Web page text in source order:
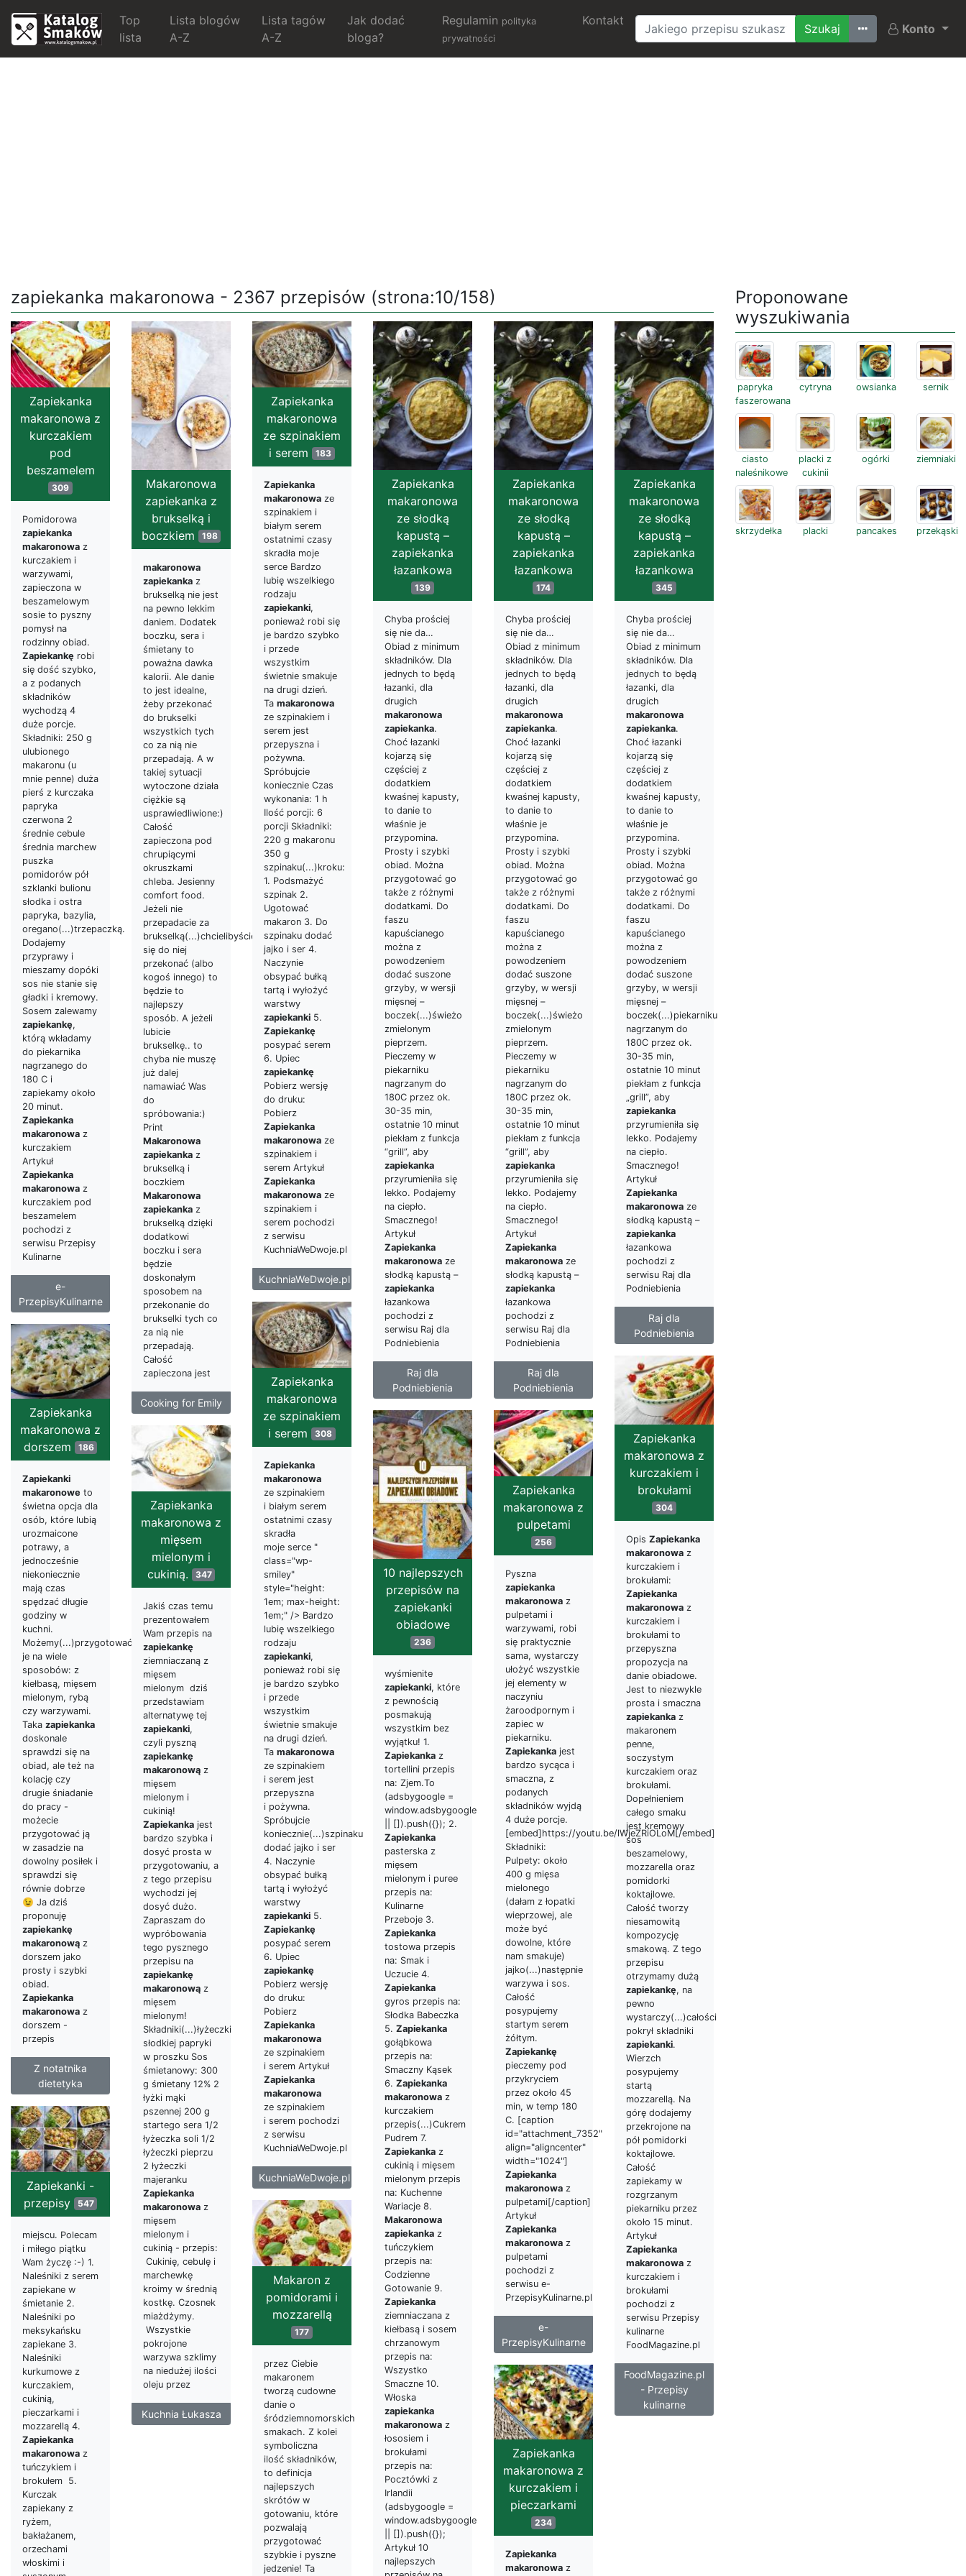
Top
lista
Lista blogów
A-Z
Lista tagów
A-Z
Jak dodać
bloga?
Regulamin polityka
prywatności
Kontakt
Ostatnio szukane
Konto
zapiekanka makaronowa - 2367 przepisów (strona:10/158)
Zapiekanka
makaronowa z
kurczakiem
pod
beszamelem
309
Pomidorowa
zapiekanka
makaronowa z
kurczakiem i
warzywami,
zapieczona w
beszamelowym
sosie to pyszny
pomysł na
rodzinny obiad.
Zapiekankę robi
się dość szybko,
a z podanych
składników
wychodzą 4
duże porcje.
Składniki: 250 g
ulubionego
makaronu (u
mnie penne) duża
pierś z kurczaka
papryka
czerwona 2
średnie cebule
średnia marchew
puszka
pomidorów pół
szklanki bulionu
słodka i ostra
papryka, bazylia,
oregano(...)trzepaczką.
Dodajemy
przyprawy i
mieszamy dopóki
sos nie stanie się
gładki i kremowy.
Sosem zalewamy
zapiekankę,
którą wkładamy
do piekarnika
nagrzanego do
180 C i
zapiekamy około
20 minut.
Zapiekanka
makaronowa z
kurczakiem
Artykuł
Zapiekanka
makaronowa z
kurczakiem pod
beszamelem
pochodzi z
serwisu Przepisy
Kulinarne
e-
PrzepisyKulinarne
Makaronowa
zapiekanka z
brukselką i
boczkiem
198
makaronowa
zapiekanka z
brukselką nie jest
na pewno lekkim
daniem. Dodatek
boczku, sera i
śmietany to
poważna dawka
kalorii. Ale danie
to jest idealne,
żeby przekonać
do brukselki
wszystkich tych
co za nią nie
przepadają. A w
takiej sytuacji
wytoczone działa
ciężkie są
usprawiedliwione:)
Całość
zapieczona pod
chrupiącymi
okruszkami
chleba. Jesienny
comfort food.
Jeżeli nie
przepadacie za
brukselką(...)chcielibyście
się do niej
przekonać (albo
kogoś innego) to
będzie to
najlepszy
sposób. A jeżeli
lubicie
brukselkę.. to
chyba nie muszę
już dalej
namawiać Was
do
spróbowania:)
Print
Makaronowa
zapiekanka z
brukselką i
boczkiem
Makaronowa
zapiekanka z
brukselką dzięki
dodatkowi
boczku i sera
będzie
doskonałym
sposobem na
przekonanie do
brukselki tych co
za nią nie
przepadają.
Całość
zapieczona jest
Cooking for Emily
Zapiekanka
makaronowa
ze szpinakiem
i serem 183
Zapiekanka
makaronowa ze
szpinakiem i
białym serem
ostatnimi czasy
skradła moje
serce Bardzo
lubię wszelkiego
rodzaju
zapiekanki,
ponieważ robi się
je bardzo szybko
i przede
wszystkim
świetnie smakuje
na drugi dzień.
Ta makaronowa
ze szpinakiem i
serem jest
przepyszna i
pożywna.
Spróbujcie
koniecznie Czas
wykonania: 1 h
Ilość porcji: 6
porcji Składniki:
220 g makaronu
350 g
szpinaku(...)kroku:
1. Podsmażyć
szpinak 2.
Ugotować
makaron 3. Do
szpinaku dodać
jajko i ser 4.
Naczynie
obsypać bułką
tartą i wyłożyć
warstwy
zapiekanki 5.
Zapiekankę
posypać serem
6. Upiec
zapiekankę
Pobierz wersję
do druku:
Pobierz
Zapiekanka
makaronowa ze
szpinakiem i
serem Artykuł
Zapiekanka
makaronowa ze
szpinakiem i
serem pochodzi
z serwisu
KuchniaWeDwoje.pl
KuchniaWeDwoje.pl
Zapiekanka
makaronowa
ze słodką
kapustą –
zapiekanka
łazankowa
139
Chyba prościej
się nie da…
Obiad z minimum
składników. Dla
jednych to będą
łazanki, dla
drugich
makaronowa
zapiekanka.
Choć łazanki
kojarzą się
częściej z
dodatkiem
kwaśnej kapusty,
to danie to
właśnie je
przypomina.
Prosty i szybki
obiad. Można
przygotować go
także z różnymi
dodatkami. Do
faszu
kapuścianego
można z
powodzeniem
dodać suszone
grzyby, w wersji
mięsnej –
boczek(...)świeżo
zmielonym
pieprzem.
Pieczemy w
piekarniku
nagrzanym do
180C przez ok.
30-35 min,
ostatnie 10 minut
piekłam z funkcja
“grill”, aby
zapiekanka
przyrumieniła się
lekko. Podajemy
na ciepło.
Smacznego!
Artykuł
Zapiekanka
makaronowa ze
słodką kapustą –
zapiekanka
łazankowa
pochodzi z
serwisu Raj dla
Podniebienia
Raj dla
Podniebienia
Zapiekanka
makaronowa
ze słodką
kapustą –
zapiekanka
łazankowa
174
Chyba prościej
się nie da…
Obiad z minimum
składników. Dla
jednych to będą
łazanki, dla
drugich
makaronowa
zapiekanka.
Choć łazanki
kojarzą się
częściej z
dodatkiem
kwaśnej kapusty,
to danie to
właśnie je
przypomina.
Prosty i szybki
obiad. Można
przygotować go
także z różnymi
dodatkami. Do
faszu
kapuścianego
można z
powodzeniem
dodać suszone
grzyby, w wersji
mięsnej –
boczek(...)świeżo
zmielonym
pieprzem.
Pieczemy w
piekarniku
nagrzanym do
180C przez ok.
30-35 min,
ostatnie 10 minut
piekłam z funkcja
“grill”, aby
zapiekanka
przyrumieniła się
lekko. Podajemy
na ciepło.
Smacznego!
Artykuł
Zapiekanka
makaronowa ze
słodką kapustą –
zapiekanka
łazankowa
pochodzi z
serwisu Raj dla
Podniebienia
Raj dla
Podniebienia
Zapiekanka
makaronowa
ze słodką
kapustą –
zapiekanka
łazankowa
345
Chyba prościej
się nie da…
Obiad z minimum
składników. Dla
jednych to będą
łazanki, dla
drugich
makaronowa
zapiekanka.
Choć łazanki
kojarzą się
częściej z
dodatkiem
kwaśnej kapusty,
to danie to
właśnie je
przypomina.
Prosty i szybki
obiad. Można
przygotować go
także z różnymi
dodatkami. Do
faszu
kapuścianego
można z
powodzeniem
dodać suszone
grzyby, w wersji
mięsnej –
boczek(...)piekarniku
nagrzanym do
180C przez ok.
30-35 min,
ostatnie 10 minut
piekłam z funkcja
„grill”, aby
zapiekanka
przyrumieniła się
lekko. Podajemy
na ciepło.
Smacznego!
Artykuł
Zapiekanka
makaronowa ze
słodką kapustą –
zapiekanka
łazankowa
pochodzi z
serwisu Raj dla
Podniebienia
Raj dla
Podniebienia
Zapiekanka
makaronowa
ze szpinakiem
i serem 308
Zapiekanka
makaronowa
ze szpinakiem
i białym serem
ostatnimi czasy
skradła
moje serce "
class="wp-
smiley"
style="height:
1em; max-height:
1em;" /> Bardzo
lubię wszelkiego
rodzaju
zapiekanki,
ponieważ robi się
je bardzo szybko
i przede
wszystkim
świetnie smakuje
na drugi dzień.
Ta makaronowa
ze szpinakiem
i serem jest
przepyszna
i pożywna.
Spróbujcie
koniecznie(...)szpinaku
dodać jajko i ser
4. Naczynie
obsypać bułką
tartą i wyłożyć
warstwy
zapiekanki 5.
Zapiekankę
posypać serem
6. Upiec
zapiekankę
Pobierz wersję
do druku:
Pobierz
Zapiekanka
makaronowa
ze szpinakiem
i serem Artykuł
Zapiekanka
makaronowa
ze szpinakiem
i serem pochodzi
z serwisu
KuchniaWeDwoje.pl
KuchniaWeDwoje.pl
Zapiekanka
makaronowa z
dorszem
186
Zapiekanki
makaronowe to
świetna opcja dla
osób, które lubią
urozmaicone
potrawy, a
jednocześnie
niekoniecznie
mają czas
spędzać długie
godziny w
kuchni.
Możemy(...)przygotować
je na wiele
sposobów: z
kiełbasą, mięsem
mielonym, rybą
czy warzywami.
Taka zapiekanka
doskonale
sprawdzi się na
obiad, ale też na
kolację czy
drugie śniadanie
do pracy -
możecie
przygotować ją
w zasadzie na
dowolny posiłek i
sprawdzi się
równie dobrze
😉 Ja dziś
proponuję
zapiekankę
makaronową z
dorszem jako
prosty i szybki
obiad.
Zapiekanka
makaronowa z
dorszem -
przepis
Z notatnika
dietetyka
Zapiekanka
makaronowa z
kurczakiem i
brokułami
304
Opis Zapiekanka
makaronowa z
kurczakiem i
brokułami:
Zapiekanka
makaronowa z
kurczakiem i
brokułami to
przepyszna
propozycja na
danie obiadowe.
Jest to niezwykle
prosta i smaczna
zapiekanka z
makaronem
penne,
soczystym
kurczakiem oraz
brokułami.
Dopełnieniem
całego smaku
jest kremowy
sos
beszamelowy,
mozzarella oraz
pomidorki
koktajlowe.
Całość tworzy
niesamowitą
kompozycję
smakową. Z tego
przepisu
otrzymamy dużą
zapiekankę, na
pewno
wystarczy(...)całości
pokrył składniki
zapiekanki.
Wierzch
posypujemy
startą
mozzarellą. Na
górę dodajemy
przekrojone na
pół pomidorki
koktajlowe.
Całość
zapiekamy w
rozgrzanym
piekarniku przez
około 15 minut.
Artykuł
Zapiekanka
makaronowa z
kurczakiem i
brokułami
pochodzi z
serwisu Przepisy
kulinarne
FoodMagazine.pl
FoodMagazine.pl
- Przepisy
kulinarne
10 najlepszych
przepisów na
zapiekanki
obiadowe
236
wyśmienite
zapiekanki, które
z pewnością
posmakują
wszystkim bez
wyjątku! 1.
Zapiekanka z
tortellini przepis
na: Zjem.To
(adsbygoogle =
window.adsbygoogle
|| []).push({}); 2.
Zapiekanka
pasterska z
mięsem
mielonym i puree
przepis na:
Kulinarne
Przeboje 3.
Zapiekanka
tostowa przepis
na: Smak i
Uczucie 4.
Zapiekanka
gyros przepis na:
Słodka Babeczka
5. Zapiekanka
gołąbkowa
przepis na:
Smaczny Kąsek
6. Zapiekanka
makaronowa z
kurczakiem
przepis(...)Cukrem
Pudrem 7.
Zapiekanka z
cukinią i mięsem
mielonym przepis
na: Kuchenne
Wariacje 8.
Makaronowa
zapiekanka z
tuńczykiem
przepis na:
Codzienne
Gotowanie 9.
Zapiekanka
ziemniaczana z
kiełbasą i sosem
chrzanowym
przepis na:
Wszystko
Smaczne 10.
Włoska
zapiekanka
makaronowa z
łososiem i
brokułami
przepis na:
Pocztówki z
Irlandii
(adsbygoogle =
window.adsbygoogle
|| []).push({});
Artykuł 10
najlepszych
Zapiekanka
makaronowa z
pulpetami
256
Pyszna
zapiekanka
makaronowa z
pulpetami i
warzywami, robi
się praktycznie
sama, wystarczy
ułożyć wszystkie
jej elementy w
naczyniu
żaroodpornym i
zapiec w
piekarniku.
Zapiekanka jest
bardzo sycąca i
smaczna, z
podanych
składników wyjdą
4 duże porcje.
[embed]https://youtu.be/lWjeZRiOLoM[/embed]
Składniki:
Pulpety: około
400 g mięsa
mielonego
(dałam z łopatki
wieprzowej, ale
może być
dowolne, które
nam smakuje)
jajko(...)następnie
warzywa i sos.
Całość
posypujemy
startym serem
żółtym.
Zapiekankę
pieczemy pod
przykryciem
przez około 45
min, w temp 180
C. [caption
id="attachment_7352"
align="aligncenter"
width="1024"]
Zapiekanka
makaronowa z
pulpetami[/caption]
Artykuł
Zapiekanka
makaronowa z
pulpetami
pochodzi z
serwisu e-
PrzepisyKulinarne.pl
e-
PrzepisyKulinarne
Zapiekanka
makaronowa z
mięsem
mielonym i
cukinią.
347
Jakiś czas temu
prezentowałem
Wam przepis na
zapiekankę
ziemniaczaną z
mięsem
mielonym dziś
przedstawiam
alternatywę tej
zapiekanki,
czyli pyszną
zapiekankę
makaronową z
mięsem
mielonym i
cukinią!
Zapiekanka jest
bardzo szybka i
dosyć prosta w
przygotowaniu, a
z tego przepisu
wychodzi jej
dosyć dużo.
Zapraszam do
wypróbowania
tego pysznego
przepisu na
zapiekankę
makaronową z
mięsem
mielonym!
Składniki(...)łyżeczki
słodkiej papryki
w proszku Sos
śmietanowy: 300
g śmietany 12% 2
łyżki mąki
pszennej 200 g
startego sera 1/2
łyżeczka soli 1/2
łyżeczki pieprzu
2 łyżeczki
majeranku
Zapiekanka
makaronowa z
mięsem
mielonym i
cukinią - przepis:
Cukinię, cebulę i
marchewkę
kroimy w średnią
kostkę. Czosnek
miażdżymy.
Wszystkie
pokrojone
warzywa szklimy
na niedużej ilości
oleju przez
Kuchnia Łukasza
Zapiekanki -
przepisy
547
miejscu. Polecam
i miłego piątku
Wam życzę :-) 1.
Naleśniki z serem
zapiekane w
śmietanie 2.
Naleśniki po
meksykańsku
zapiekane 3.
Naleśniki
kurkumowe z
kurczakiem,
cukinią,
pieczarkami i
mozzarellą 4.
Zapiekanka
makaronowa z
tuńczykiem i
brokułem 5.
Kurczak
zapiekany z
ryżem,
bakłażanem,
orzechami
włoskimi i
Makaron z
pomidorami i
mozzarellą
177
przez Ciebie
makaronem
tworzą cudowne
danie o
śródziemnomorskich
smakach. Z kolei
symboliczna
ilość składników,
to definicja
najlepszych
skrótów w
gotowaniu, które
pozwalają
przygotować
szybkie i pyszne
jedzenie! Ta
Zapiekanka
makaronowa z
kurczakiem i
pieczarkami
234
Zapiekanka
makaronowa z
Proponowane
wyszukiwania
papryka
faszerowana
cytryna owsianka sernik
ciasto
naleśnikowe
placki z
cukinii
ogórki ziemniaki
skrzydełka placki pancakes przekąski